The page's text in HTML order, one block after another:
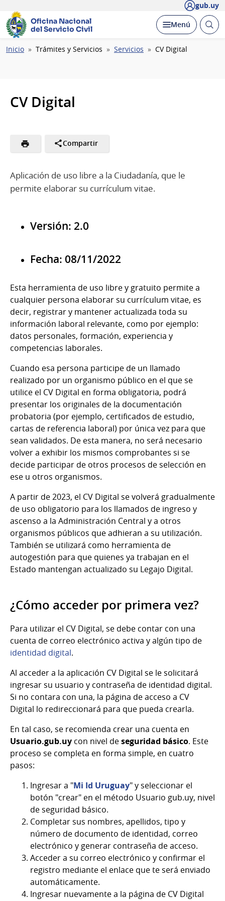
gub.uy
Oficina Nacional
del Servicio Civil
Desplegar
Menú Abrir
Ruta
Inicio Trámites y Servicios Servicios CV Digital
CV Digital
Compartir
Aplicación de uso libre a la Ciudadanía, que le
permite elaborar su currículum vitae.
Versión: 2.0
Fecha: 08/11/2022
Esta herramienta de uso libre y gratuito permite a
cualquier persona elaborar su currículum vitae, es
decir, registrar y mantener actualizada toda su
información laboral relevante, como por ejemplo:
datos personales, formación, experiencia y
competencias laborales.
Cuando esa persona participe de un llamado
realizado por un organismo público en el que se
utilice el CV Digital en forma obligatoria, podrá
presentar los originales de la documentación
probatoria (por ejemplo, certificados de estudio,
cartas de referencia laboral) por única vez para que
sean validados. De esta manera, no será necesario
volver a exhibir los mismos comprobantes si se
decide participar de otros procesos de selección en
ese u otros organismos.
A partir de 2023, el CV Digital se volverá gradualmente
de uso obligatorio para los llamados de ingreso y
ascenso a la Administración Central y a otros
organismos públicos que adhieran a su utilización.
También se utilizará como herramienta de
autogestión para que quienes ya trabajan en el
Estado mantengan actualizado su Legajo Digital.
¿Cómo acceder por primera vez?
Para utilizar el CV Digital, se debe contar con una
cuenta de correo electrónico activa y algún tipo de
identidad digital.
Al acceder a la aplicación CV Digital se le solicitará
ingresar su usuario y contraseña de identidad digital.
Si no contara con una, la página de acceso a CV
Digital lo redireccionará para que pueda crearla.
En tal caso, se recomienda crear una cuenta en
Usuario.gub.uy con nivel deseguridad básico. Este
proceso se completa en forma simple, en cuatro
pasos:
Ingresar a "Mi Id Uruguay" y seleccionar el
botón "crear" en el método Usuario gub.uy, nivel
de seguridad básico.
Completar sus nombres, apellidos, tipo y
número de documento de identidad, correo
electrónico y generar contraseña de acceso.
Acceder a su correo electrónico y confirmar el
registro mediante el enlace que te será enviado
automáticamente.
Ingresar nuevamente a la página de CV Digital